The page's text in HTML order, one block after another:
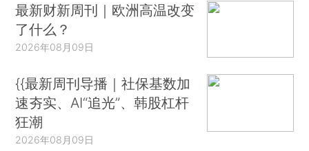
最新财新周刊｜欧洲高温改变
了什么？
2026年08月09日
{{最新周刊导播｜社保基数加
速夯实、AI“追光”、韩股杠杆
狂潮
2026年08月09日